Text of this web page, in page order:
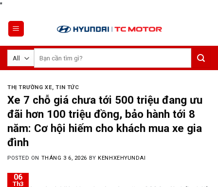
"Skip
content
kiếm:
THỊ TRƯỜNG XE,TIN TỨC
Xe 7 chỗ giá chưa tới 500 triệu đang ưu
đãi hơn 100 triệu đồng, bảo hành tới 8
năm: Cơ hội hiếm cho khách mua xe gia
đình
POSTED ON THÁNG 3 6, 2026 BYKENHXEHYUNDAI
06
Th3